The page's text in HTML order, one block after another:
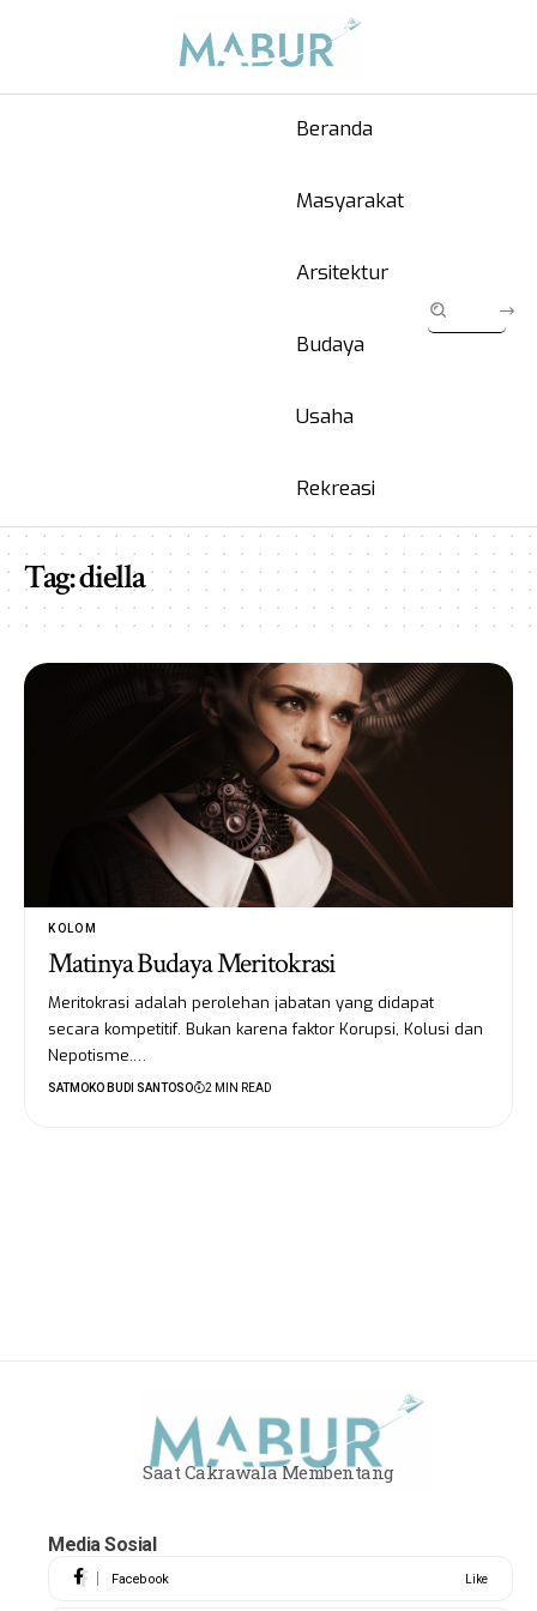
Beranda
Masyarakat
Arsitektur
Budaya
Usaha
Rekreasi
Tag:diella
KOLOM
Matinya Budaya Meritokrasi
Meritokrasi adalah perolehan jabatan yang didapat
secara kompetitif. Bukan karena faktor Korupsi, Kolusi dan
Nepotisme.…
SATMOKO BUDI SANTOSO 2 MIN READ
Saat Cakrawala Membentang
Media Sosial
Facebook Like